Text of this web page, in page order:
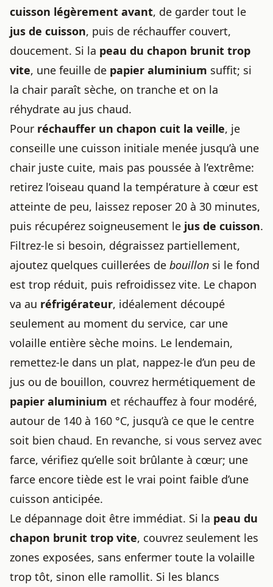
cuisson légèrement avant, de garder tout le
jus de cuisson, puis de réchauffer couvert,
doucement. Si la peau du chapon brunit trop
vite, une feuille de papier aluminium suffit; si
la chair paraît sèche, on tranche et on la
réhydrate au jus chaud.
Pour réchauffer un chapon cuit la veille, je
conseille une cuisson initiale menée jusqu’à une
chair juste cuite, mais pas poussée à l’extrême:
retirez l’oiseau quand la température à cœur est
atteinte de peu, laissez reposer 20 à 30 minutes,
puis récupérez soigneusement le jus de cuisson.
Filtrez-le si besoin, dégraissez partiellement,
ajoutez quelques cuillerées de bouillon si le fond
est trop réduit, puis refroidissez vite. Le chapon
va au réfrigérateur, idéalement découpé
seulement au moment du service, car une
volaille entière sèche moins. Le lendemain,
remettez-le dans un plat, nappez-le d’un peu de
jus ou de bouillon, couvrez hermétiquement de
papier aluminium et réchauffez à four modéré,
autour de 140 à 160 °C, jusqu’à ce que le centre
soit bien chaud. En revanche, si vous servez avec
farce, vérifiez qu’elle soit brûlante à cœur; une
farce encore tiède est le vrai point faible d’une
cuisson anticipée.
Le dépannage doit être immédiat. Si la peau du
chapon brunit trop vite, couvrez seulement les
zones exposées, sans enfermer toute la volaille
trop tôt, sinon elle ramollit. Si les blancs